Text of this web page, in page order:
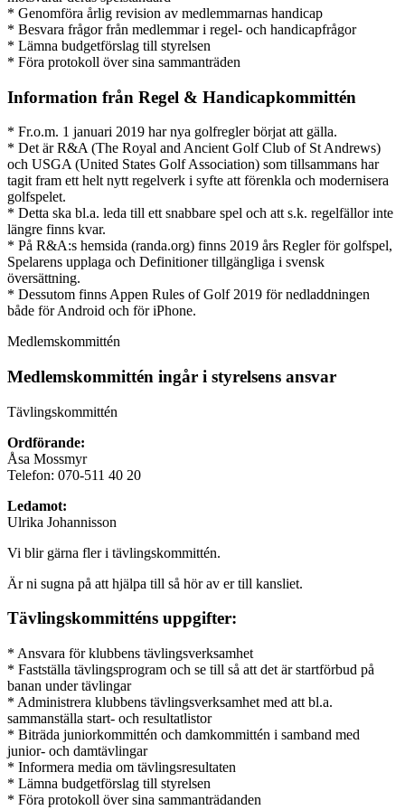
* Genomföra årlig revision av medlemmarnas handicap
* Besvara frågor från medlemmar i regel- och handicapfrågor
* Lämna budgetförslag till styrelsen
* Föra protokoll över sina sammanträden
Information från Regel & Handicapkommittén
* Fr.o.m. 1 januari 2019 har nya golfregler börjat att gälla.
* Det är R&A (The Royal and Ancient Golf Club of St Andrews)
och USGA (United States Golf Association) som tillsammans har
tagit fram ett helt nytt regelverk i syfte att förenkla och modernisera
golfspelet.
* Detta ska bl.a. leda till ett snabbare spel och att s.k. regelfällor inte
längre finns kvar.
* På R&A:s hemsida (randa.org) finns 2019 års Regler för golfspel,
Spelarens upplaga och Definitioner tillgängliga i svensk
översättning.
* Dessutom finns Appen Rules of Golf 2019 för nedladdningen
både för Android och för iPhone.
Medlemskommittén
Medlemskommittén ingår i styrelsens ansvar
Tävlingskommittén
Ordförande:
Åsa Mossmyr
Telefon: 070-511 40 20
Ledamot:
Ulrika Johannisson
Vi blir gärna fler i tävlingskommittén.
Är ni sugna på att hjälpa till så hör av er till kansliet.
Tävlingskommitténs uppgifter:
* Ansvara för klubbens tävlingsverksamhet
* Fastställa tävlingsprogram och se till så att det är startförbud på
banan under tävlingar
* Administrera klubbens tävlingsverksamhet med att bl.a.
sammanställa start- och resultatlistor
* Biträda juniorkommittén och damkommittén i samband med
junior- och damtävlingar
* Informera media om tävlingsresultaten
* Lämna budgetförslag till styrelsen
* Föra protokoll över sina sammanträdanden